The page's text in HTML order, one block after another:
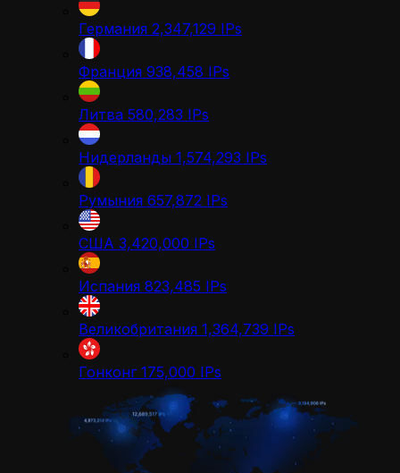
Германия 2,347,129 IPs
Франция 938,458 IPs
Литва 580,283 IPs
Нидерланды 1,574,293 IPs
Румыния 657,872 IPs
США 3,420,000 IPs
Испания 823,485 IPs
Великобритания 1,364,739 IPs
Гонконг 175,000 IPs